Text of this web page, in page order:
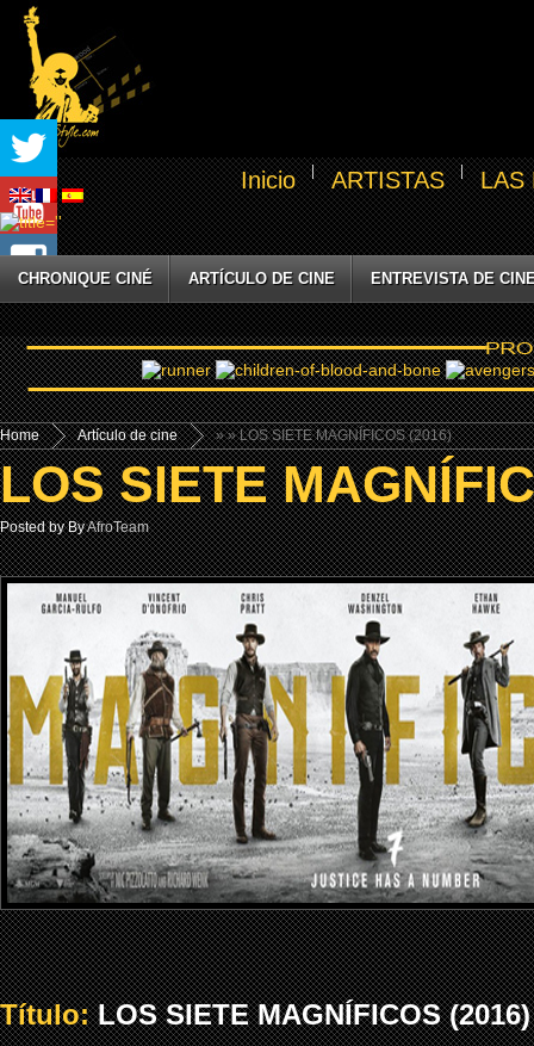
Inicio ARTISTAS LAS
CHRONIQUE CINÉ ARTÍCULO DE CINE ENTREVISTA DE
Home »
Artículo de cine » LOS SIETE MAGNÍFICOS (2016)
LOS SIETE
Posted by ByAfroTeam
Título:LOS SIETE MAGNÍFICOS (2016)